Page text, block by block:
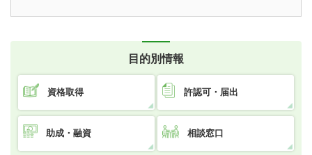
目的別情報
資格取得 許認可・届出
助成・融資 相談窓口